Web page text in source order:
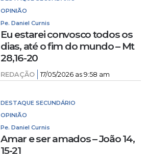
OPINIÃO
Pe. Daniel Curnis
Eu estarei convosco todos os
dias, até o fim do mundo – Mt
28,16-20
REDAÇÃO 17/05/2026 as 9:58 am
DESTAQUE SECUNDÁRIO
OPINIÃO
Pe. Daniel Curnis
Amar e ser amados – João 14,
15-21